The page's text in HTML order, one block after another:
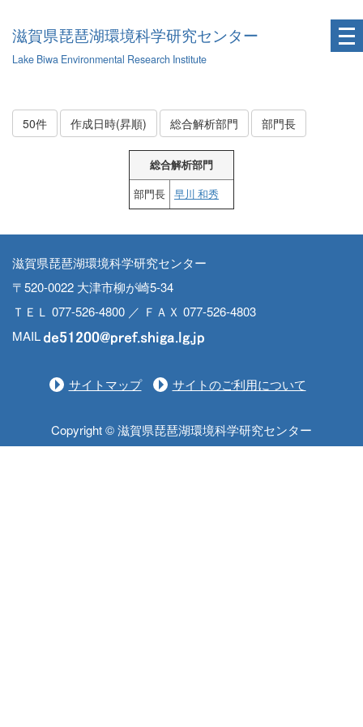
滋賀県琵琶湖環境科学研究センター
Lake Biwa Environmental Research Institute
50件 作成日時(昇順) 総合解析部門 部門長
総合解析部門
部門長
早川 和秀
滋賀県琵琶湖環境科学研究センター
〒520-0022 大津市柳が崎5-34
ＴＥＬ 077-526-4800 ／ ＦＡＸ 077-526-4803
MAIL
サイトマップ サイトのご利用について
Copyright © 滋賀県琵琶湖環境科学研究センター